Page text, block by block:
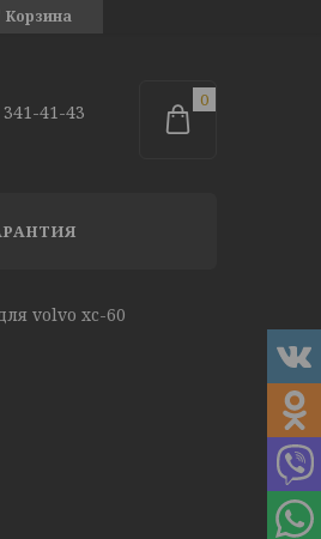
Корзина
41-43
volvo xc-60